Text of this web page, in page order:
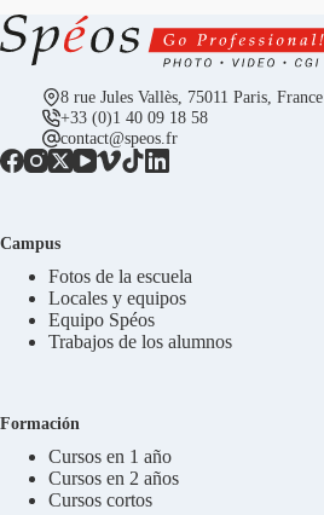
8 rue Jules Vallès, 75011 Paris, France
+33 (0)1 40 09 18 58
contact@speos.fr
Campus
Fotos de la escuela
Locales y equipos
Equipo Spéos
Trabajos de los alumnos
Formación
Cursos en 1 año
Cursos en 2 años
Cursos cortos